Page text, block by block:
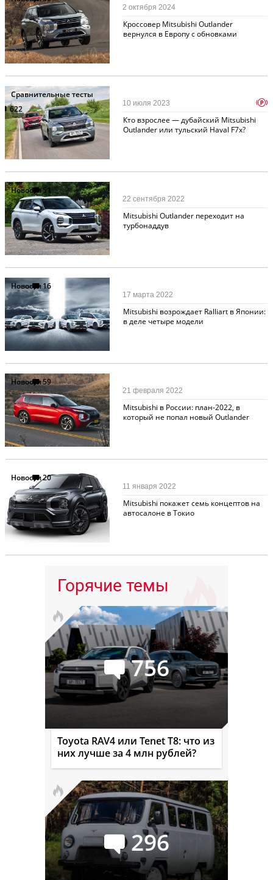
Кроссовер Mitsubishi Outlander
вернулся в Европу с обновками
2 октября 2024
Сравнительные тесты
622
Кто взрослее — дубайский Mitsubishi
Outlander или тульский Haval F7х?
10 июля 2023 p
Новости51
Mitsubishi Outlander переходит на
турбонаддув
22 сентября 2022
Новости16
Mitsubishi возрождает Ralliart в Японии:
в деле четыре модели
17 марта 2022
Новости59
Mitsubishi в России: план-2022, в
который не попал новый Outlander
21 февраля 2022
Новости20
Mitsubishi покажет семь концептов на
автосалоне в Токио
11 января 2022
Горячие темы
756
Toyota RAV4 или Tenet T8: что из
них лучше за 4 млн рублей?
296